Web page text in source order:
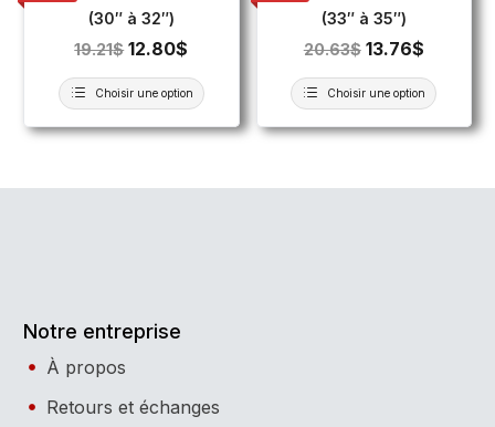
(30″ à 32″)
19.21$ 12.80$
Choisir une option
(33″ à 35″)
20.63$ 13.76$
Choisir une option
Notre entreprise
À propos
Retours et échanges